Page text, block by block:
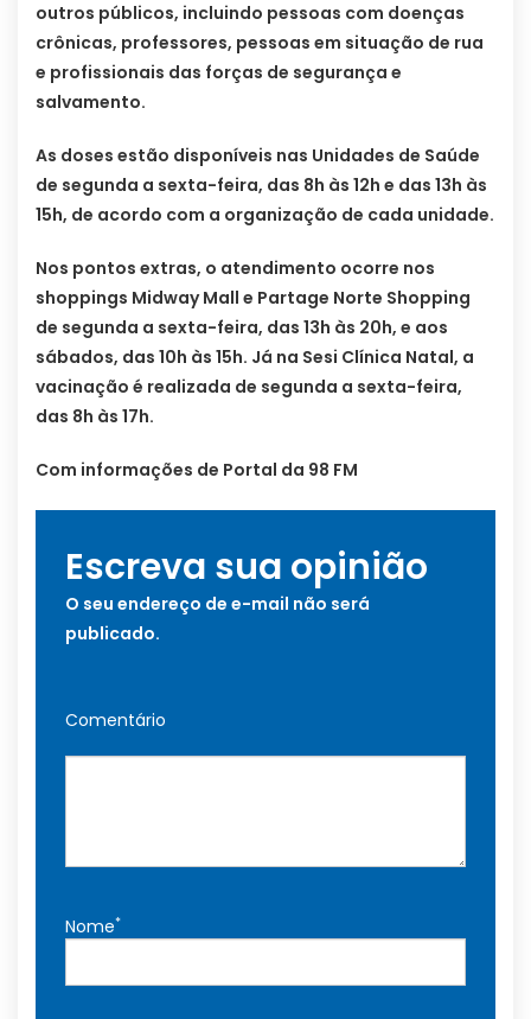
outros públicos, incluindo pessoas com doenças
crônicas, professores, pessoas em situação de rua
e profissionais das forças de segurança e
salvamento.
As doses estão disponíveis nas Unidades de Saúde
de segunda a sexta-feira, das 8h às 12h e das 13h às
15h, de acordo com a organização de cada unidade.
Nos pontos extras, o atendimento ocorre nos
shoppings Midway Mall e Partage Norte Shopping
de segunda a sexta-feira, das 13h às 20h, e aos
sábados, das 10h às 15h. Já na Sesi Clínica Natal, a
vacinação é realizada de segunda a sexta-feira,
das 8h às 17h.
Com informações de Portal da 98 FM
Escreva sua opinião
O seu endereço de e-mail não será
publicado.
Comentário
Nome*